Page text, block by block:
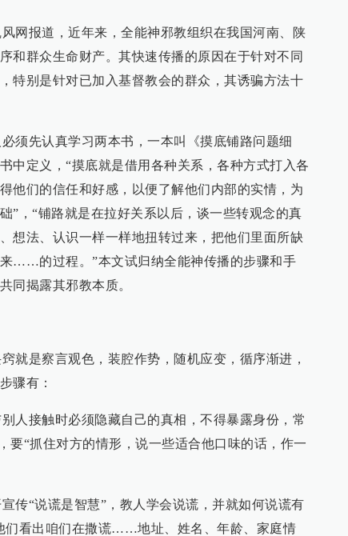
报道，近年来，全能神邪教组织在我国河南、陕
和群众生命财产。其快速传播的原因在于针对不同
特别是针对已加入基督教会的群众，其诱骗方法十
先认真学习两本书，一本叫《摸底铺路问题细
中定义，“摸底就是借用各种关系，各种方式打入各
他们的信任和好感，以便了解他们内部的实情，为
”，“铺路就是在拉好关系以后，谈一些转观念的真
想法、认识一样一样地扭转过来，把他们里面所缺
……的过程。”本文试归纳全能神传播的步骤和手
共同揭露其邪教本质。
是察言观色，装腔作势，随机应变，循序渐进，
骤有：
接触时必须隐藏自己的真相，不得暴露身份，常
要“抓住对方的情形，说一些适合他口味的话，作一
“说谎是智慧”，教人学会说谎，并就如何说谎有
们看出咱们在撒谎……地址、姓名、年龄、家庭情